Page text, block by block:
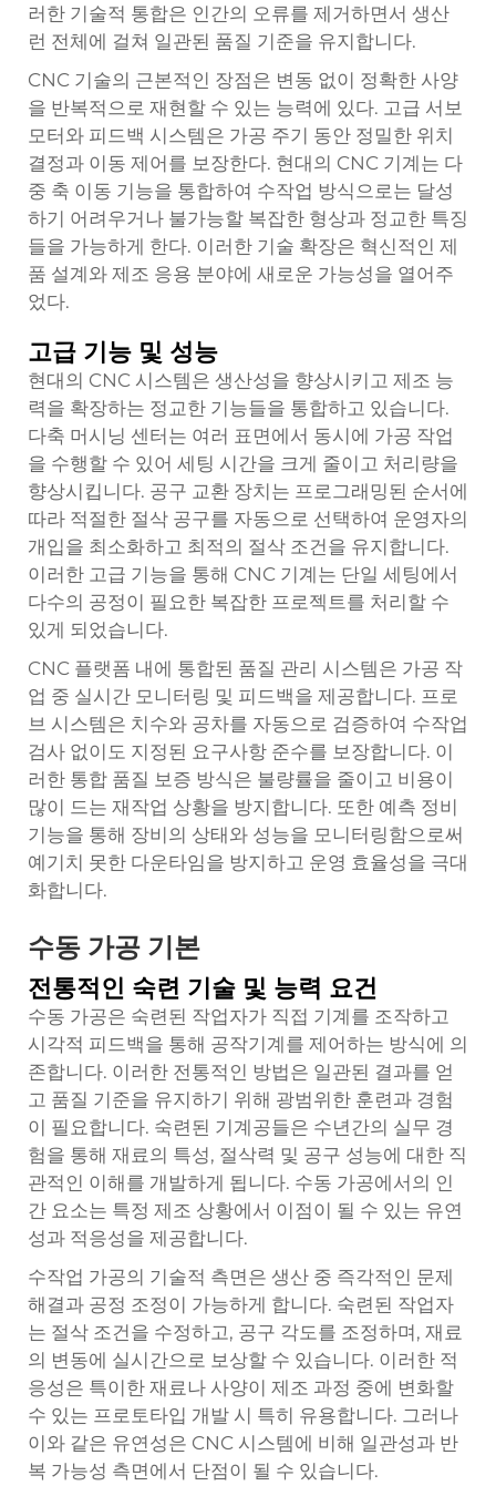
러한 기술적 통합은 인간의 오류를 제거하면서 생산
런 전체에 걸쳐 일관된 품질 기준을 유지합니다.
CNC 기술의 근본적인 장점은 변동 없이 정확한 사양
을 반복적으로 재현할 수 있는 능력에 있다. 고급 서보
모터와 피드백 시스템은 가공 주기 동안 정밀한 위치
결정과 이동 제어를 보장한다. 현대의 CNC 기계는 다
중 축 이동 기능을 통합하여 수작업 방식으로는 달성
하기 어려우거나 불가능할 복잡한 형상과 정교한 특징
들을 가능하게 한다. 이러한 기술 확장은 혁신적인 제
품 설계와 제조 응용 분야에 새로운 가능성을 열어주
었다.
고급 기능 및 성능
현대의 CNC 시스템은 생산성을 향상시키고 제조 능
력을 확장하는 정교한 기능들을 통합하고 있습니다.
다축 머시닝 센터는 여러 표면에서 동시에 가공 작업
을 수행할 수 있어 세팅 시간을 크게 줄이고 처리량을
향상시킵니다. 공구 교환 장치는 프로그래밍된 순서에
따라 적절한 절삭 공구를 자동으로 선택하여 운영자의
개입을 최소화하고 최적의 절삭 조건을 유지합니다.
이러한 고급 기능을 통해 CNC 기계는 단일 세팅에서
다수의 공정이 필요한 복잡한 프로젝트를 처리할 수
있게 되었습니다.
CNC 플랫폼 내에 통합된 품질 관리 시스템은 가공 작
업 중 실시간 모니터링 및 피드백을 제공합니다. 프로
브 시스템은 치수와 공차를 자동으로 검증하여 수작업
검사 없이도 지정된 요구사항 준수를 보장합니다. 이
러한 통합 품질 보증 방식은 불량률을 줄이고 비용이
많이 드는 재작업 상황을 방지합니다. 또한 예측 정비
기능을 통해 장비의 상태와 성능을 모니터링함으로써
예기치 못한 다운타임을 방지하고 운영 효율성을 극대
화합니다.
수동 가공 기본
전통적인 숙련 기술 및 능력 요건
수동 가공은 숙련된 작업자가 직접 기계를 조작하고
시각적 피드백을 통해 공작기계를 제어하는 방식에 의
존합니다. 이러한 전통적인 방법은 일관된 결과를 얻
고 품질 기준을 유지하기 위해 광범위한 훈련과 경험
이 필요합니다. 숙련된 기계공들은 수년간의 실무 경
험을 통해 재료의 특성, 절삭력 및 공구 성능에 대한 직
관적인 이해를 개발하게 됩니다. 수동 가공에서의 인
간 요소는 특정 제조 상황에서 이점이 될 수 있는 유연
성과 적응성을 제공합니다.
수작업 가공의 기술적 측면은 생산 중 즉각적인 문제
해결과 공정 조정이 가능하게 합니다. 숙련된 작업자
는 절삭 조건을 수정하고, 공구 각도를 조정하며, 재료
의 변동에 실시간으로 보상할 수 있습니다. 이러한 적
응성은 특이한 재료나 사양이 제조 과정 중에 변화할
수 있는 프로토타입 개발 시 특히 유용합니다. 그러나
이와 같은 유연성은 CNC 시스템에 비해 일관성과 반
복 가능성 측면에서 단점이 될 수 있습니다.